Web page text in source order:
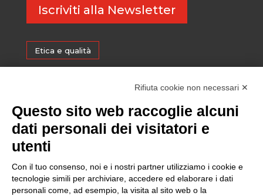
Iscriviti alla Newsletter
Etica e qualità
Sostenibilità
Rifiuta cookie non necessari ✕
Questo sito web raccoglie alcuni
dati personali dei visitatori e
utenti
Con il tuo consenso, noi e i nostri partner utilizziamo i cookie e
tecnologie simili per archiviare, accedere ed elaborare i dati
personali come, ad esempio, la visita al sito web o la